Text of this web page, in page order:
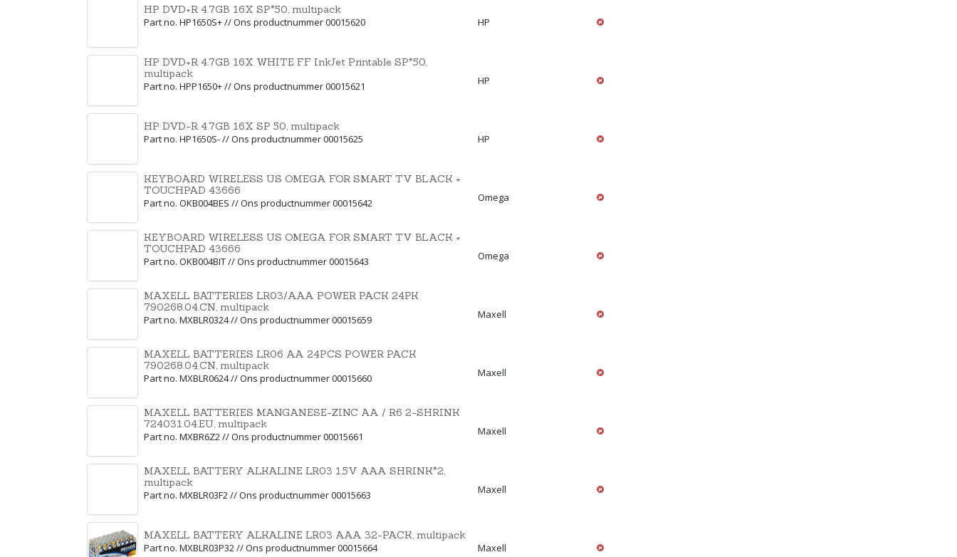
HP DVD+R 4.7GB 16X SP*50, multipack
Part no. HP1650S+ // Ons productnummer 00015620
HP
HP DVD+R 4.7GB 16X WHITE FF InkJet Printable SP*50,
multipack
Part no. HPP1650+ // Ons productnummer 00015621
HP
HP DVD-R 4.7GB 16X SP 50, multipack
Part no. HP1650S- // Ons productnummer 00015625
HP
KEYBOARD WIRELESS US OMEGA FOR SMART TV BLACK +
TOUCHPAD 43666
Part no. OKB004BES // Ons productnummer 00015642
Omega
KEYBOARD WIRELESS US OMEGA FOR SMART TV BLACK +
TOUCHPAD 43666
Part no. OKB004BIT // Ons productnummer 00015643
Omega
MAXELL BATTERIES LR03/AAA POWER PACK 24PK
790268.04.CN, multipack
Part no. MXBLR0324 // Ons productnummer 00015659
Maxell
MAXELL BATTERIES LR06 AA 24PCS POWER PACK
790268.04.CN, multipack
Part no. MXBLR0624 // Ons productnummer 00015660
Maxell
MAXELL BATTERIES MANGANESE-ZINC AA / R6 2-SHRINK
724031.04.EU, multipack
Part no. MXBR6Z2 // Ons productnummer 00015661
Maxell
MAXELL BATTERY ALKALINE LR03 1,5V AAA SHRINK*2,
multipack
Part no. MXBLR03F2 // Ons productnummer 00015663
Maxell
MAXELL BATTERY ALKALINE LR03 AAA 32-PACK, multipack
Part no. MXBLR03P32 // Ons productnummer 00015664
Maxell